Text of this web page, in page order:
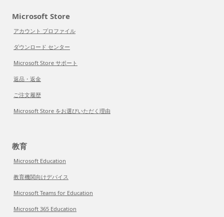
Microsoft Store
アカウント プロファイル
ダウンロード センター
Microsoft Store サポート
返品・返金
ご注文履歴
Microsoft Store をお選びいただく理由
教育
Microsoft Education
教育機関向けデバイス
Microsoft Teams for Education
Microsoft 365 Education